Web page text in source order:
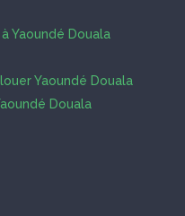
Yaoundé Douala
Yaoundé Douala
Douala